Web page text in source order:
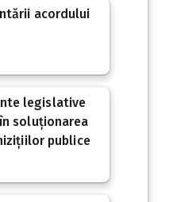
acordului
legislative
soluționarea
publice